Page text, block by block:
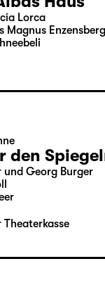
Haus
Spiegeln
Georg Burger